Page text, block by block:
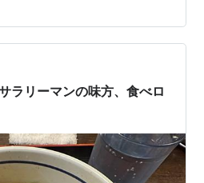
い出されました。 うどん好き
の部長である私ですが、 実
うどん店は このブログで全て
ありません。 山越、山下、長
、…
ラリーマンの味方、食べロ